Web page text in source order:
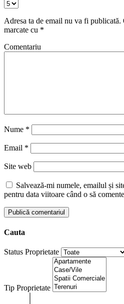
Adresa ta de email nu va fi publicată.
marcate cu *
Comentariu
Nume *
Email *
Site web
Salvează-mi numele, emailul și
pentru data viitoare când o să
Cauta
Status Proprietate
Tip Proprietate